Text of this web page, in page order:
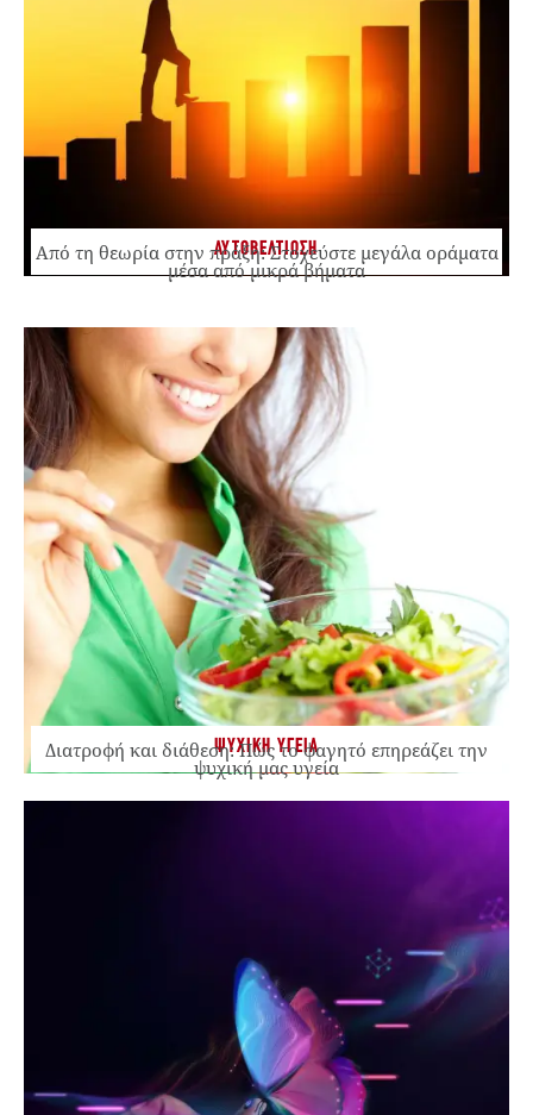
ΑΥΤΟΒΕΛΤΙΩΣΗ
Από τη θεωρία στην πράξη: Στοχεύστε μεγάλα οράματα
μέσα από μικρά βήματα
ΨΥΧΙΚΗ ΥΓΕΙΑ
Διατροφή και διάθεση: Πώς το φαγητό επηρεάζει την
ψυχική μας υγεία